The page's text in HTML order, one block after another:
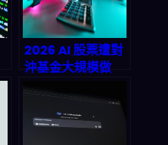
2026 AI 股票遭對
沖基金大規模做
生、短期怎麼反
彈、長期投資鏈怎